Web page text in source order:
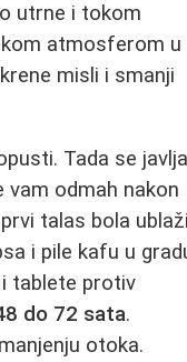
utrne i tokom
atmosferom u
misli i smanji
Tada se javlja
vam odmah nakon
talas bola
i pile kafu u
i tablete protiv
do 72 sata.
otoka.